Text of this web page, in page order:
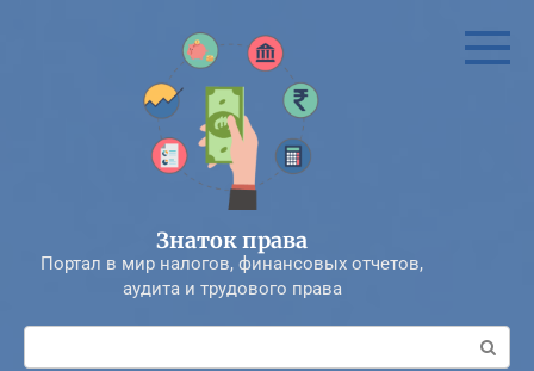
Знаток права
Портал в мир налогов, финансовых отчетов,
аудита и трудового права
Поиск: